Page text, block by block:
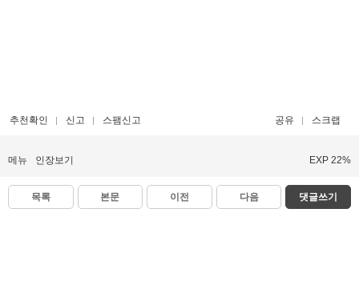
추천확인 신고 스팸신고 공유 스크랩
메뉴 인장보기 EXP 22%
목록 본문 이전 다음 댓글쓰기